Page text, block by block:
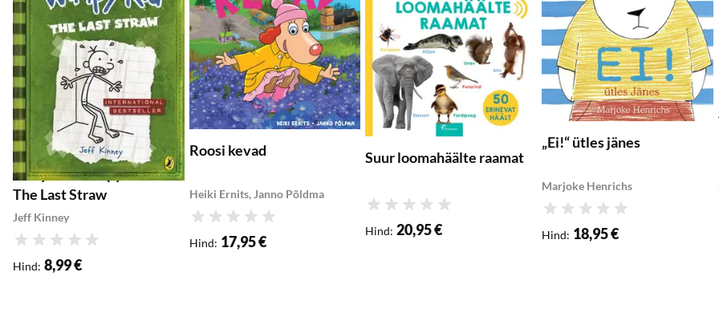
Diary of a Wimpy Kid 3:
The Last Straw
Jeff Kinney
Hinnang
Hind: 8,99 €
Roosi kevad
Heiki Ernits, Janno Põldma
Hinnang
Hind: 17,95 €
Suur loomahäälte raamat
Hinnang
Hind: 20,95 €
„Ei!“ ütles jänes
Marjoke Henrichs
Hinnang
Hind: 18,95 €